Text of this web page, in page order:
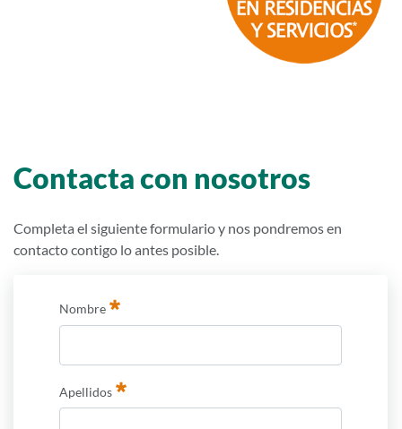
Contacta con nosotros
Completa el siguiente formulario y nos pondremos en
contacto contigo lo antes posible.
Nombre
Apellidos